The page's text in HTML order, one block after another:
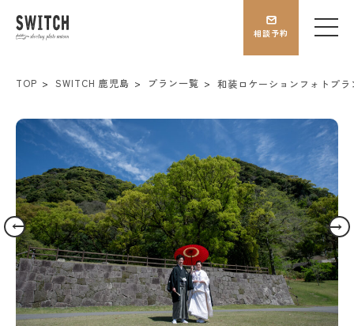
相談予約
TOP SWITCH 鹿児島 プラン一覧 和装ロケーションフォトプラ